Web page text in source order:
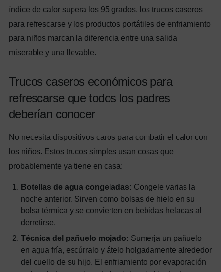
índice de calor supera los 95 grados, los trucos caseros
para refrescarse y los productos portátiles de enfriamiento
para niños marcan la diferencia entre una salida
miserable y una llevable.
Trucos caseros económicos para
refrescarse que todos los padres
deberían conocer
No necesita dispositivos caros para combatir el calor con
los niños. Estos trucos simples usan cosas que
probablemente ya tiene en casa:
Botellas de agua congeladas: Congele varias la
noche anterior. Sirven como bolsas de hielo en su
bolsa térmica y se convierten en bebidas heladas al
derretirse.
Técnica del pañuelo mojado: Sumerja un pañuelo
en agua fría, escúrralo y átelo holgadamente alrededor
del cuello de su hijo. El enfriamiento por evaporación